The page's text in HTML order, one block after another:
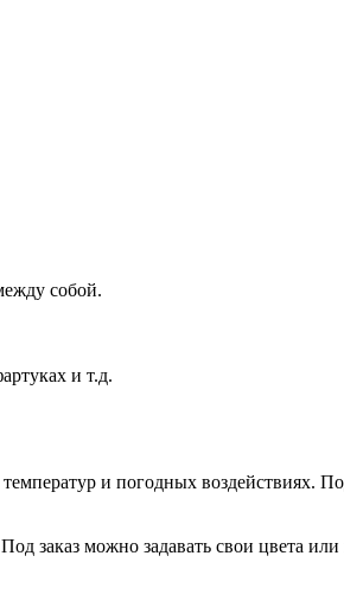
собой.
и т.д.
и погодных воздействиях.
заказ можно задавать свои цвета